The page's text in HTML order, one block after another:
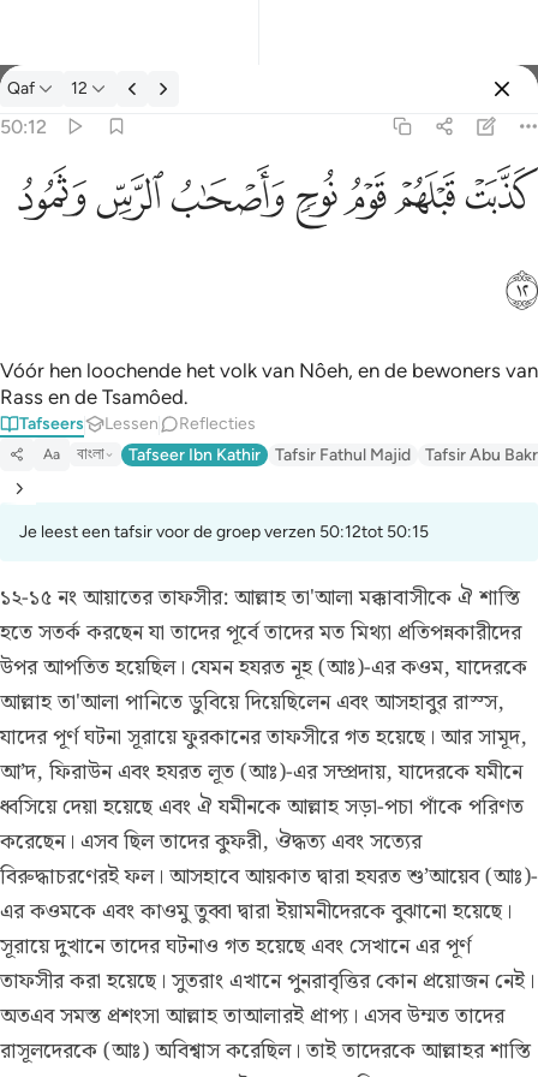
Tafseer: Qaf 50:12
Qaf 12
50:12
كذبت قبلهم قوم نوح واصحاب الرس وثمود ١٢
كَذَّبَتْ قَبْلَهُمْ قَوْمُ نُوحٍۢ وَأَصْحَـٰبُ ٱلرَّسِّ وَثَمُودُ ١٢
ﲫﲬﲭﲮﲯﲰﲱ
ﲲ
Vóór hen loochende het volk van Nôeh, en de bewoners van
Rass en de Tsamôed.
Tafseers Lessen Reflecties
Aa বাংলা Tafseer Ibn Kathir Tafsir Fathul Majid Tafsir Abu
Je leest een tafsir voor de groep verzen 50:12tot 50:15
১২-১৫ নং আয়াতের তাফসীর:আল্লাহ তা'আলা মক্কাবাসীকে ঐ শাস্তি
হতে সতর্ক করছেন যা তাদের পূর্বে তাদের মত মিথ্যা প্রতিপন্নকারীদের
উপর আপতিত হয়েছিল। যেমন হযরত নূহ (আঃ)-এর কওম, যাদেরকে
আল্লাহ তা'আলা পানিতে ডুবিয়ে দিয়েছিলেন এবং আসহাবুর রাস্স,
যাদের পূর্ণ ঘটনা সূরায়ে ফুরকানের তাফসীরে গত হয়েছে। আর সামূদ,
আ’দ, ফিরাউন এবং হযরত লূত (আঃ)-এর সম্প্রদায়, যাদেরকে যমীনে
ধ্বসিয়ে দেয়া হয়েছে এবং ঐ যমীনকে আল্লাহ সড়া-পচা পাঁকে পরিণত
করেছেন। এসব ছিল তাদের কুফরী, ঔদ্ধত্য এবং সত্যের
বিরুদ্ধাচরণেরই ফল। আসহাবে আয়কাত দ্বারা হযরত শু’আয়েব (আঃ)-
এর কওমকে এবং কাওমু তুব্বা দ্বারা ইয়ামনীদেরকে বুঝানো হয়েছে।
সূরায়ে দুখানে তাদের ঘটনাও গত হয়েছে এবং সেখানে এর পূর্ণ
তাফসীর করা হয়েছে। সুতরাং এখানে পুনরাবৃত্তির কোন প্রয়োজন নেই।
অতএব সমস্ত প্রশংসা আল্লাহ তাআলারই প্রাপ্য। এসব উম্মত তাদের
রাসূলদেরকে (আঃ) অবিশ্বাস করেছিল। তাই তাদেরকে আল্লাহর শাস্তি